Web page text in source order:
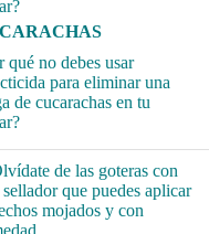
qué no debes usar
para eliminar una
de cucarachas en tu